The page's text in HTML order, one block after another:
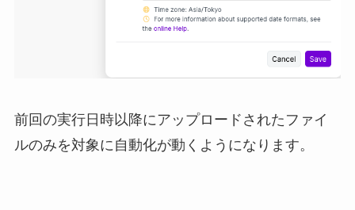
前回の実行日時以降にアップロードされたファイ
ルのみを対象に自動化が動くようになります。